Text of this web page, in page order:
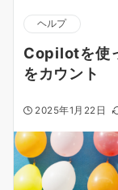
ヘルプ
Copilotを使
をカウント
2025年1月22日